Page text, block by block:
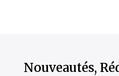
Nouveautés,